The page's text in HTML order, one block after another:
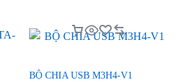
BỘ CHIA USB M3H4-V1